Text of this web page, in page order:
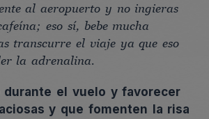
al aeropuerto y no ingieras
eso sí, bebe mucha
transcurre el viaje ya que eso
la adrenalina.
durante el vuelo y favorecer
y que fomenten la risa